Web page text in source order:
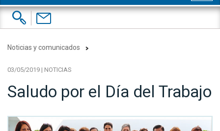
Buscar:
Contáctenos
Noticias y comunicados
03/05/2019 | NOTICIAS
Saludo por el Día del Trabajo